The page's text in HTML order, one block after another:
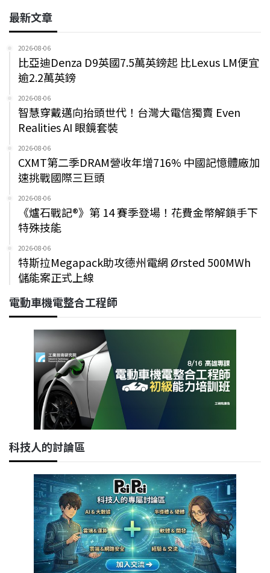
最新文章
2026-08-06
比亞迪Denza D9英國7.5萬英鎊起 比Lexus LM便宜
逾2.2萬英鎊
2026-08-06
智慧穿戴邁向抬頭世代！台灣大電信獨賣 Even
Realities AI 眼鏡套裝
2026-08-06
CXMT第二季DRAM營收年增716% 中國記憶體廠加
速挑戰國際三巨頭
2026-08-06
《爐石戰記®》第 14 賽季登場！花費金幣解鎖手下
特殊技能
2026-08-06
特斯拉Megapack助攻德州電網 Ørsted 500MWh
儲能案正式上線
電動車機電整合工程師
科技人的討論區